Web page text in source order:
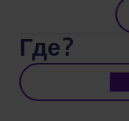
Где?